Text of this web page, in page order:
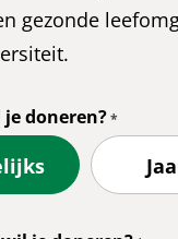
gezonde
doneren?